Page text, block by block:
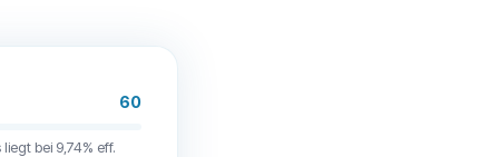
60
bei 9,74% eff.